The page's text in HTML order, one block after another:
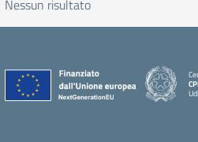
Nessun risultato